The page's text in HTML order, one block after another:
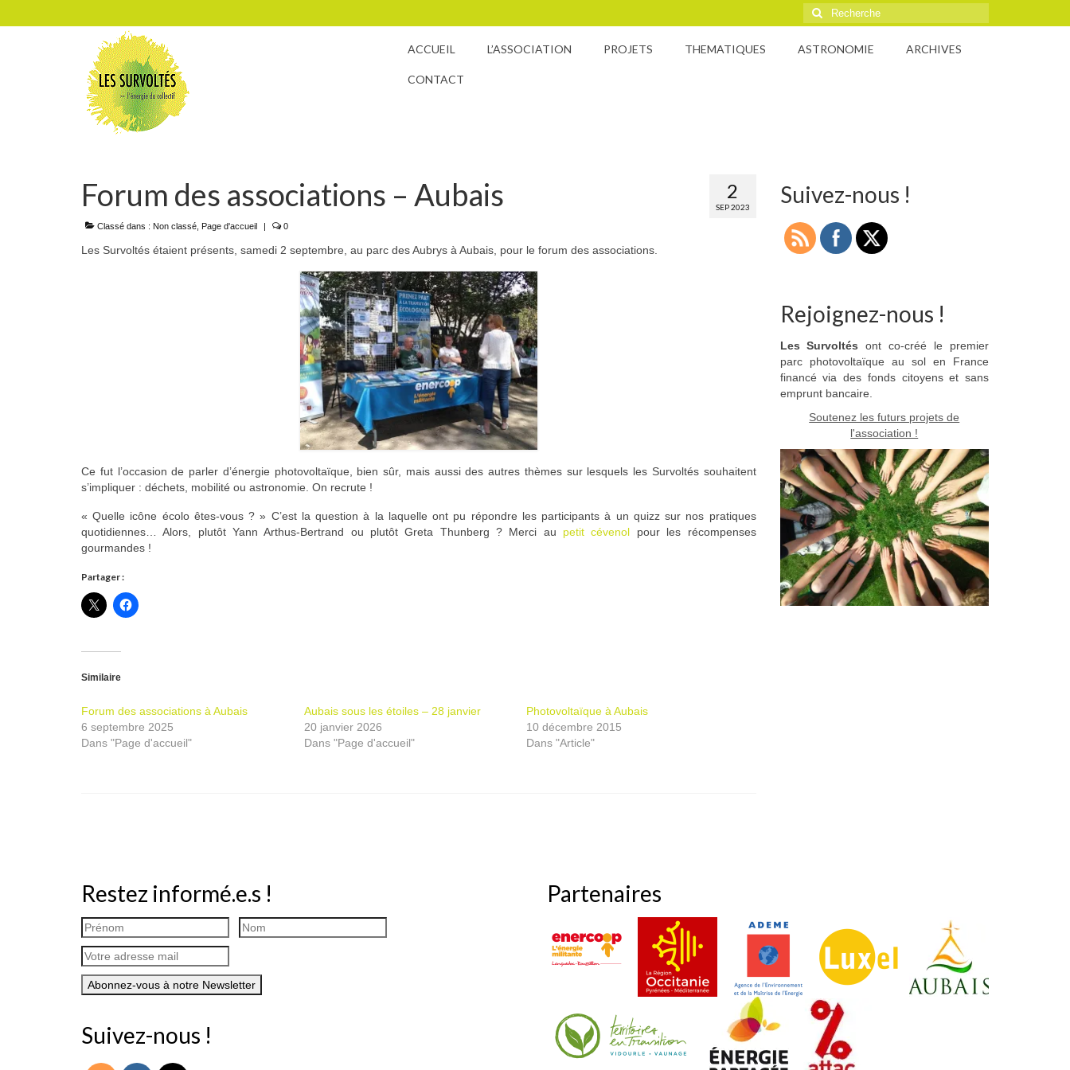
Rechercher
:
ACCUEIL L’ASSOCIATION PROJETS THEMATIQUES ASTRONOMIE ARCHIVES
CONTACT
2
SEP 2023
Forum des associations – Aubais
Classé dans : Non classé Page d'accueil | 0
Les Survoltés étaient présents, samedi 2 septembre, au parc des Aubrys à Aubais, pour le forum des associations.
Ce fut l’occasion de parler d’énergie photovoltaïque, bien sûr, mais aussi des autres thèmes sur lesquels les Survoltés souhaitent
s’impliquer : déchets, mobilité ou astronomie. On recrute !
« Quelle icône écolo êtes-vous ? » C’est la question à la laquelle ont pu répondre les participants à un quizz sur nos pratiques
quotidiennes… Alors, plutôt Yann Arthus-Bertrand ou plutôtGreta Thunberg ? Merci au petit cévenol pour les récompenses
gourmandes !
Partager :
Similaire
Forum des associations à Aubais
6 septembre 2025
Dans "Page d'accueil"
Aubais sous les étoiles – 28 janvier
20 janvier 2026
Dans "Page d'accueil"
Photovoltaïque à Aubais
10 décembre 2015
Dans "Article"
Suivez-nous !
Rejoignez-nous !
Les Survoltés ont co-créé le premier
parc photovoltaïque au sol en France
financé via des fonds citoyens et sans
emprunt bancaire.
Soutenez les futurs projets de
l'association !
Restez informé.e.s !
Suivez-nous !
Partenaires